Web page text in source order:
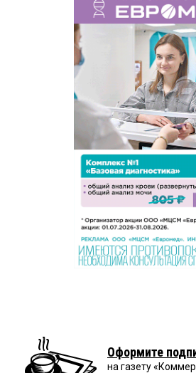
Оформите
на газету